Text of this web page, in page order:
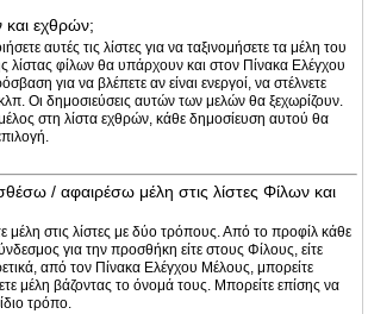
και εχθρών;
αυτές τις λίστες για να ταξινομήσετε τα μέλη του
λίστας φίλων θα υπάρχουν και στον Πίνακα Ελέγχου
για να βλέπετε αν είναι ενεργοί, να στέλνετε
Οι δημοσιεύσεις αυτών των μελών θα ξεχωρίζουν.
στη λίστα εχθρών, κάθε δημοσίευση αυτού θα
/ αφαιρέσω μέλη στις λίστες Φίλων και
μέλη στις λίστες με δύο τρόπους. Από το προφίλ κάθε
για την προσθήκη είτε στους Φίλους, είτε
από τον Πίνακα Ελέγχου Μέλους, μπορείτε
μέλη βάζοντας το όνομά τους. Μπορείτε επίσης να
τρόπο.